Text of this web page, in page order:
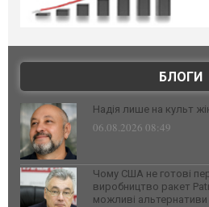
БЛОГИ
Надія лише на культ
06.08.2026 08:49
Чому США не готові
виробництво ракет
можливі альтернативи